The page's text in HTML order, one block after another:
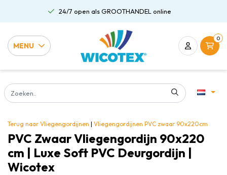
24/7 open als GROOTHANDEL online
MENU
0
Terug naar Vliegengordijnen | Vliegengordijnen PVC zwaar 90x220cm
PVC Zwaar Vliegengordijn 90x220
cm | Luxe Soft PVC Deurgordijn |
Wicotex